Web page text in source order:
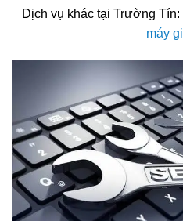
Dịch vụ khác tại Trường Tín:
máy